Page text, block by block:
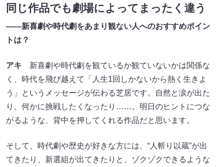
同じ作品でも劇場によってまったく違う
――新喜劇や時代劇をあまり観ない人へのおすすめポイン
トは？
アキ 新喜劇や時代劇を観ているか観ていないかは関係な
く、時代を飛び越えて「人生1回しかないから熱く生きよ
う」というメッセージが伝わる芝居です。自然と涙が出た
り、何かに挑戦したくなったり……。明日のヒントにつな
がるような、背中を押してくれる作品だと思います。
そして、時代劇や歴史が好きな方には、“人斬り以蔵”が出
てきたり、新選組が出てきたりと、ゾクゾクできるような